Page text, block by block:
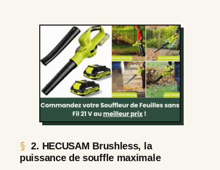
2. HECUSAM Brushless, la
puissance de souffle maximale